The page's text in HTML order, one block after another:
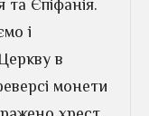
та Єпіфанія.
і
в
монети